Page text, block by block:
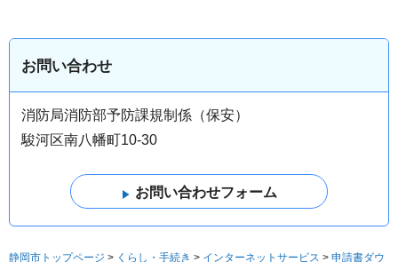
お問い合わせ
消防局消防部予防課規制係（保安）
駿河区南八幡町10-30
静岡市トップページ > くらし・手続き > インターネットサービス > 申請書ダウ